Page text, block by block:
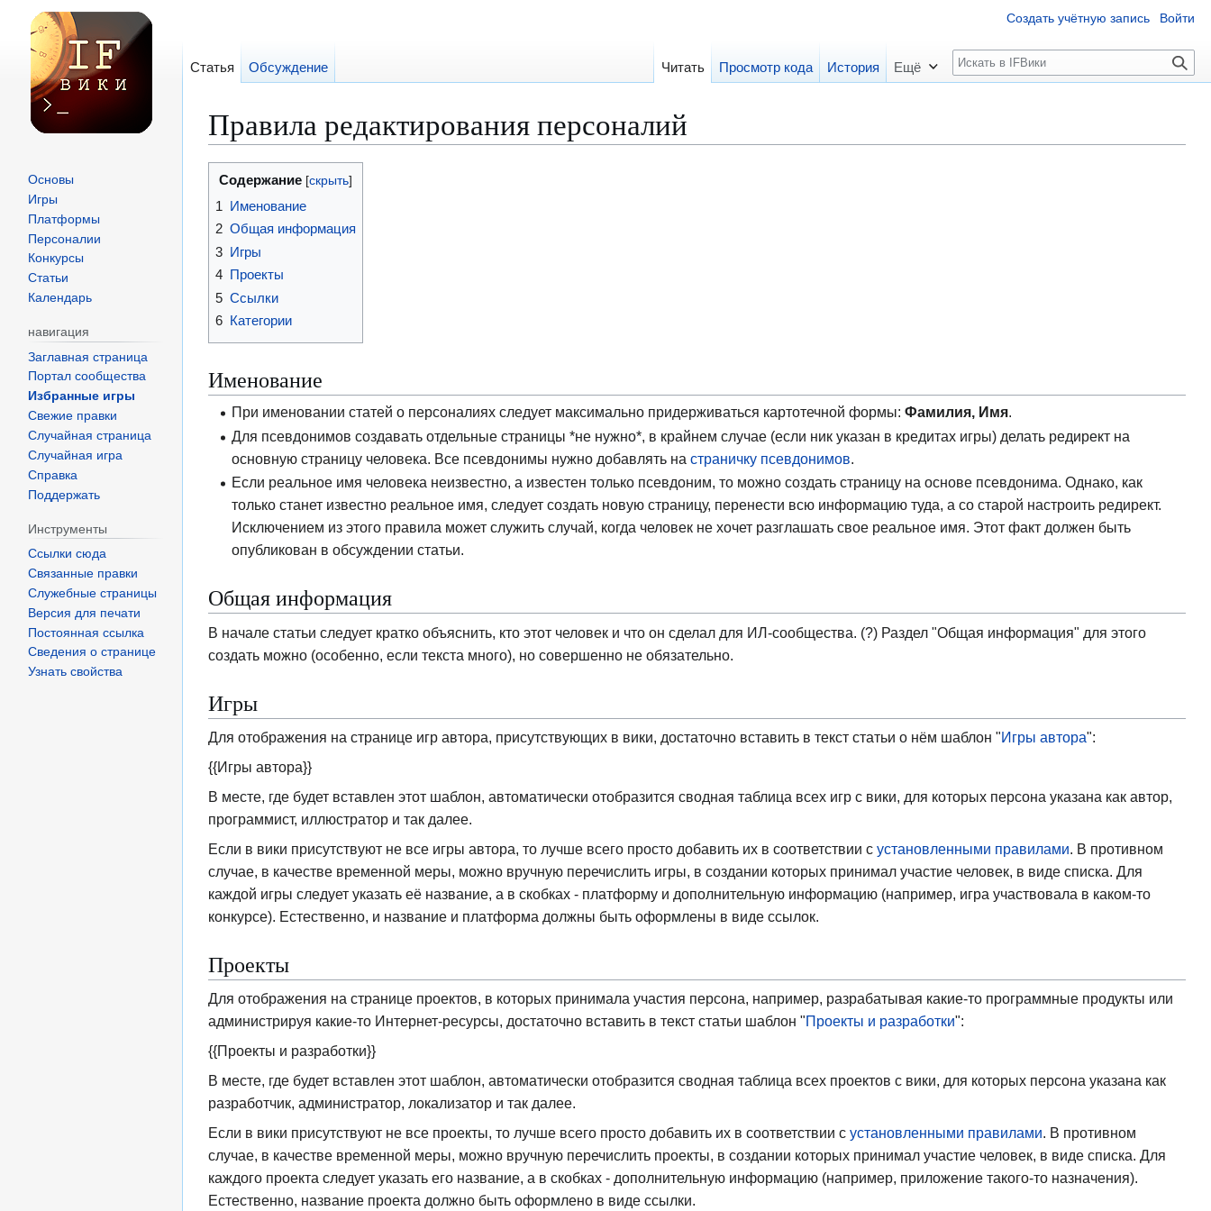
Правила редактирования персоналий
Перейти
Перейти
Содержание
1 Именование
2 Общая информация
3 Игры
4 Проекты
5 Ссылки
6 Категории
Именование
При именовании статей о персоналиях следует максимально придерживаться картотечной формы: Фамилия, Имя.
Для псевдонимов создавать отдельные страницы *не нужно*, в крайнем случае (если ник указан в кредитах игры) делать редирект на
основную страницу человека. Все псевдонимы нужно добавлять на страничку псевдонимов.
Если реальное имя человека неизвестно, а известен только псевдоним, то можно создать страницу на основе псевдонима. Однако, как
только станет известно реальное имя, следует создать новую страницу, перенести всю информацию туда, а со старой настроить редирект.
Исключением из этого правила может служить случай, когда человек не хочет разглашать свое реальное имя. Этот факт должен быть
опубликован в обсуждении статьи.
Общая информация
В начале статьи следует кратко объяснить, кто этот человек и что он сделал для ИЛ-сообщества. (?) Раздел "Общая информация" для этого
создать можно (особенно, если текста много), но совершенно не обязательно.
Игры
Для отображения на странице игр автора, присутствующих в вики, достаточно вставить в текст статьи о нём шаблон "Игры автора":
{{Игры автора}}
В месте, где будет вставлен этот шаблон, автоматически отобразится сводная таблица всех игр с вики, для которых персона указана как автор,
программист, иллюстратор и так далее.
Если в вики присутствуют не все игры автора, то лучше всего просто добавить их в соответствии с установленными правилами. В противном
случае, в качестве временной меры, можно вручную перечислить игры, в создании которых принимал участие человек, в виде списка. Для
каждой игры следует указать её название, а в скобках - платформу и дополнительную информацию (например, игра участвовала в каком-то
конкурсе). Естественно, и название и платформа должны быть оформлены в виде ссылок.
Проекты
Для отображения на странице проектов, в которых принимала участия персона, например, разрабатывая какие-то программные продукты или
администрируя какие-то Интернет-ресурсы, достаточно вставить в текст статьи шаблон "Проекты и разработки":
{{Проекты и разработки}}
В месте, где будет вставлен этот шаблон, автоматически отобразится сводная таблица всех проектов с вики, для которых персона указана как
разработчик, администратор, локализатор и так далее.
Если в вики присутствуют не все проекты, то лучше всего просто добавить их в соответствии с установленными правилами. В противном
случае, в качестве временной меры, можно вручную перечислить проекты, в создании которых принимал участие человек, в виде списка. Для
каждого проекта следует указать его название, а в скобках - дополнительную информацию (например, приложение такого-то назначения).
Естественно, название проекта должно быть оформлено в виде ссылки.
Создать учётную запись Войти
Статья Обсуждение Читать Просмотр кода История Ещё
П
о
к
Основы
Игры
Платформы
Персоналии
Конкурсы
Статьи
Календарь
навигация
Заглавная страница
Портал сообщества
Избранные игры
Свежие правки
Случайная страница
Случайная игра
Справка
Поддержать
Инструменты
Ссылки сюда
Связанные правки
Служебные страницы
Версия для печати
Постоянная ссылка
Сведения о странице
Узнать свойства